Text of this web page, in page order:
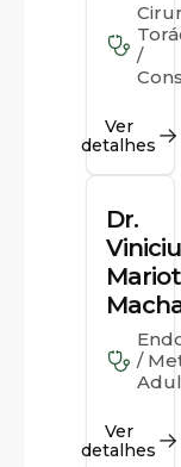
/
Ver
detalhes
Dr.
/
Ver
detalhes